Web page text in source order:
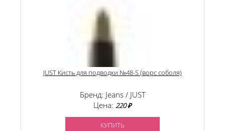
JUST Кисть для подводки №48-S (ворс соболя)
Бренд: Jeans / JUST
Цена: 220 ₽
КУПИТЬ